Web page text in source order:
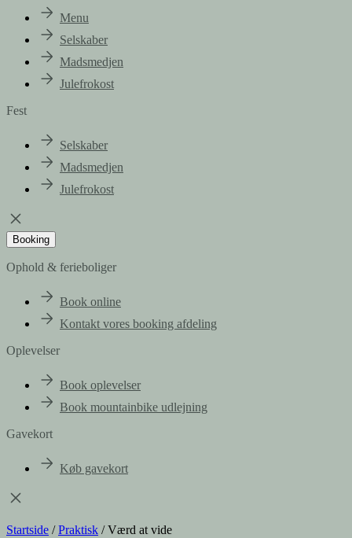
Menu
Selskaber
Madsmedjen
Julefrokost
Fest
Selskaber
Madsmedjen
Julefrokost
Booking
Ophold & ferieboliger
Book online
Kontakt vores booking afdeling
Oplevelser
Book oplevelser
Book mountainbike udlejning
Gavekort
Køb gavekort
Startside /Praktisk /Værd at vide